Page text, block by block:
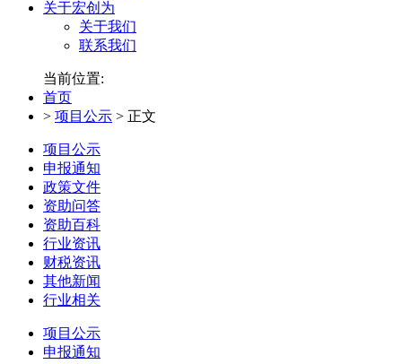
关于宏创为
关于我们
联系我们
当前位置:
首页
> 项目公示 > 正文
项目公示
申报通知
政策文件
资助问答
资助百科
行业资讯
财税资讯
其他新闻
行业相关
项目公示
申报通知